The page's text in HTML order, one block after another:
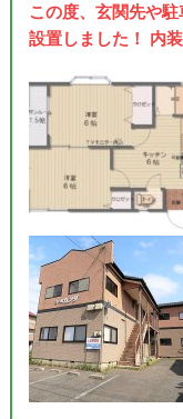
この度、玄関先や
設置しました！ 内